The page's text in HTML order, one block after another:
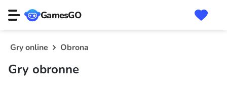
GamesGO
Gry online Obrona
Gry obronne